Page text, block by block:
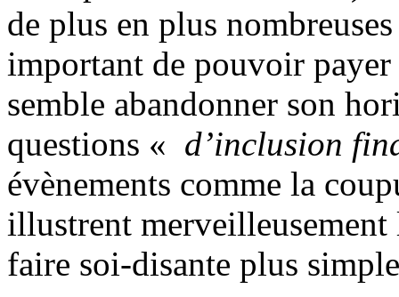
de plus en plus
important de pouvoir payer
semble abandonner son
questions « d’inclusion
évènements comme la
illustrent
faire soi-disante plus